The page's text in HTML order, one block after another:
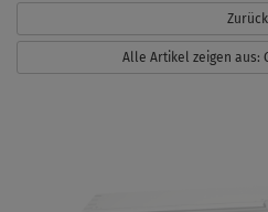
Zurück
Alle Artikel zeigen aus: